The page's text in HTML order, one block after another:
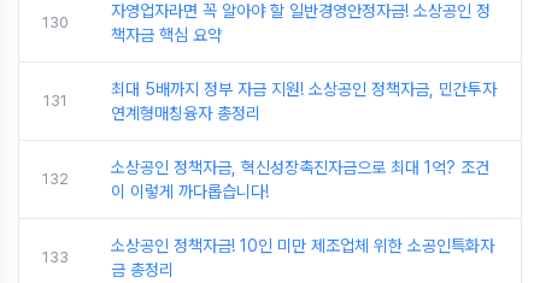
130
자영업자라면 꼭 알아야 할 일반경영안정자금! 소상공인 정
책자금 핵심 요약
131
최대 5배까지 정부 자금 지원! 소상공인 정책자금, 민간투자
연계형매칭융자 총정리
132
소상공인 정책자금, 혁신성장촉진자금으로 최대 1억? 조건
이 이렇게 까다롭습니다!
133
소상공인 정책자금! 10인 미만 제조업체 위한 소공인특화자
금 총정리